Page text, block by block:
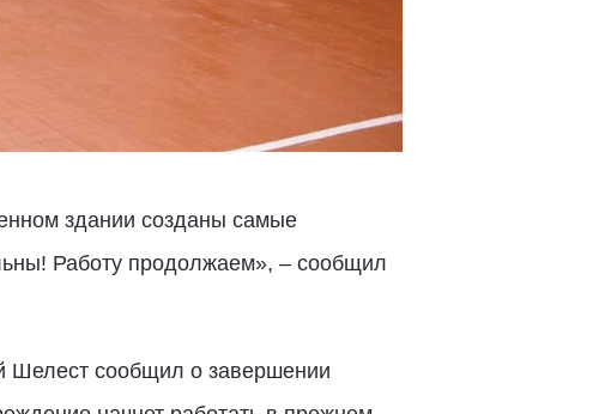
здании созданы самые
Работу продолжаем», – сообщил
Шелест сообщил о завершении